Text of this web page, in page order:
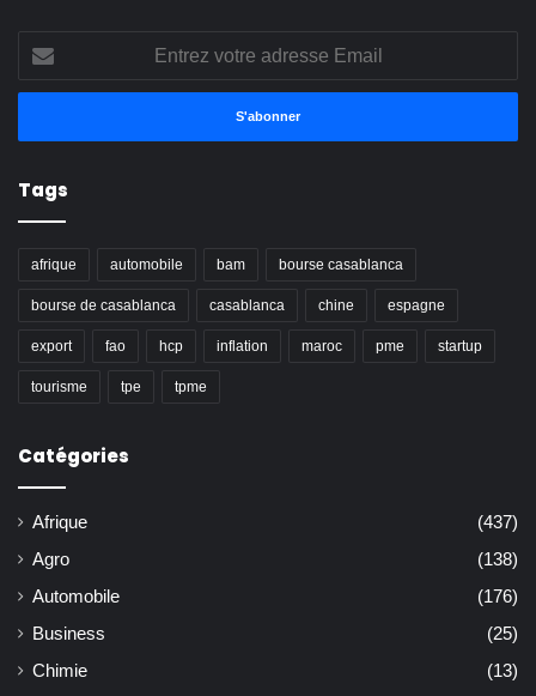
votre
adresse
Tags
afrique automobile bam bourse casablanca
bourse de casablanca casablanca chine espagne
export fao hcp inflation maroc pme startup
tourisme tpe tpme
Catégories
Afrique
(437)
Agro
(138)
Automobile
(176)
Business
(25)
Chimie
(13)